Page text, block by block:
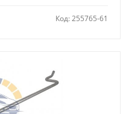
Код: 255765-61